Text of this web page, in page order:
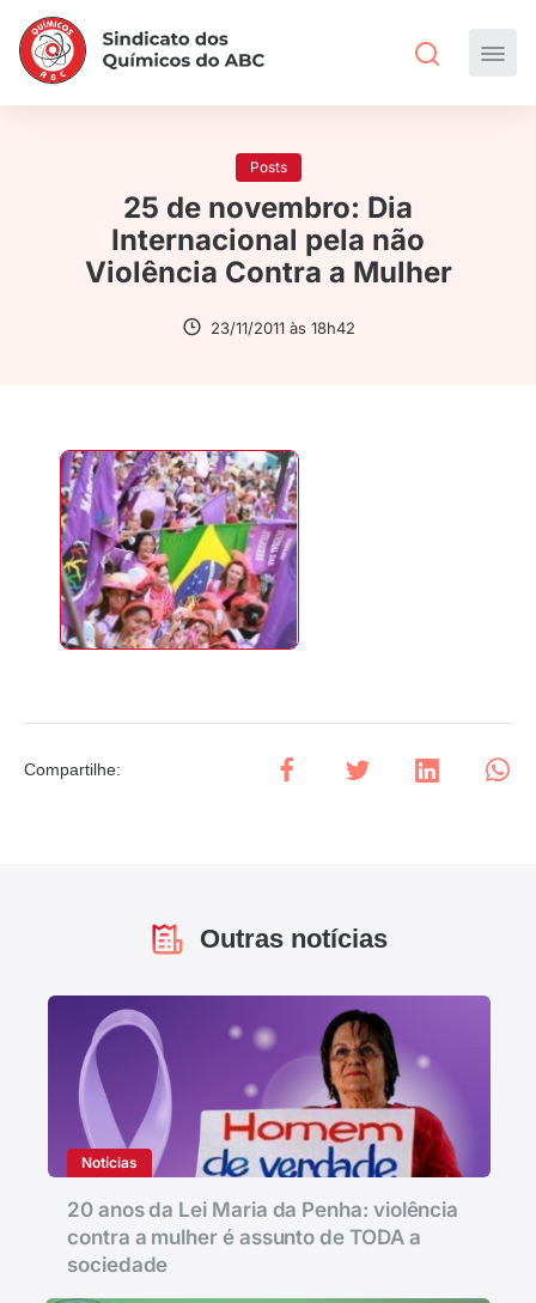
Posts
25 de novembro: Dia
Internacional pela não
Violência Contra a Mulher
23/11/2011 às 18h42
Compartilhe:
Outras notícias
Notícias
20 anos da Lei Maria da Penha: violência
contra a mulher é assunto de TODA a
sociedade